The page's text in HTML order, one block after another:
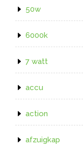
50w
6000k
7 watt
accu
action
afzuigkap